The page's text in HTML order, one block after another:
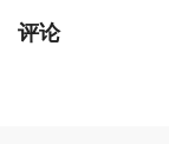
20251025
评论